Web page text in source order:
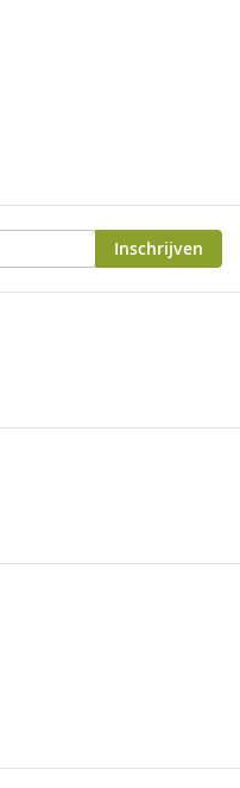
Inschrijven